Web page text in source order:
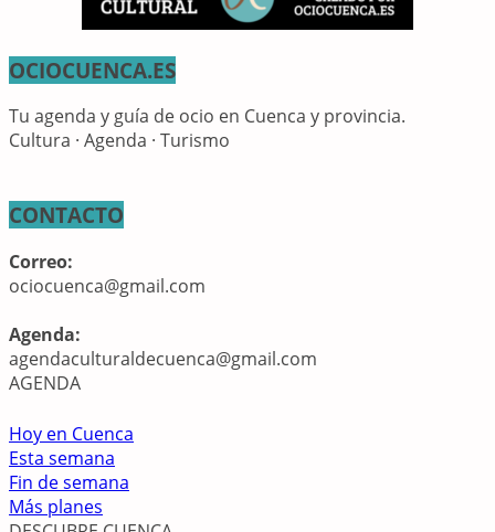
OCIOCUENCA.ES
Tu agenda y guía de ocio en Cuenca y provincia.
Cultura · Agenda · Turismo
CONTACTO
Correo:
ociocuenca@gmail.com
Agenda:
agendaculturaldecuenca@gmail.com
AGENDA
Hoy en Cuenca
Esta semana
Fin de semana
Más planes